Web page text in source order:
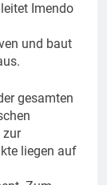
Imendo
und baut
gesamten
zur
liegen auf